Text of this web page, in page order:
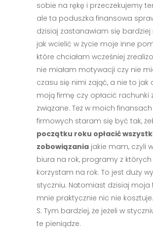
sobie na rękę i przeczekujemy
ale ta poduszka finansowa
dzisiaj zastanawiam się
jak wcielić w życie moje inne
które chciałam wcześniej
nie miałam motywacji czy nie
czasu się nimi zająć, a nie to jak
moją firmę czy opłacić rachunki
związane. Też w moich finansach
firmowych staram się być tak,
początku roku opłacić
zobowiązania jakie mam, czyli
biura na rok, programy z których
korzystam na rok. To jest duży
styczniu. Natomiast dzisiaj moja
mnie praktycznie nic nie kosztuje.
S: Tym bardziej, że jeżeli w
te pieniądze.